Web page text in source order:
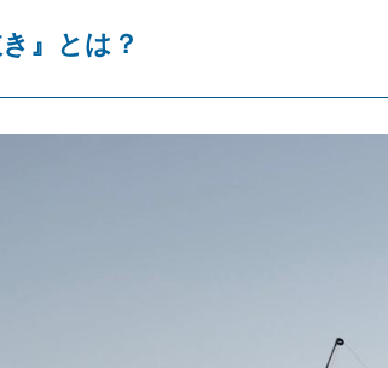
き』とは？